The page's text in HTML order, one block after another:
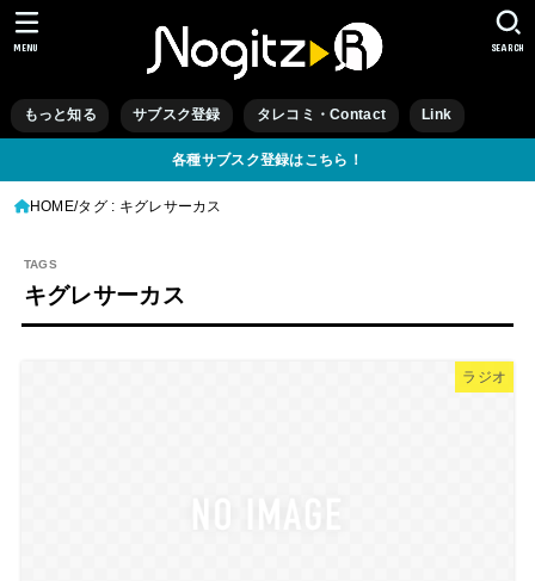
もっと知る サブスク登録 タレコミ・Contact Link
SEARCH
MENU
各種サブスク登録はこちら！
HOME タグ : キグレサーカス
キグレサーカス
ラジオ